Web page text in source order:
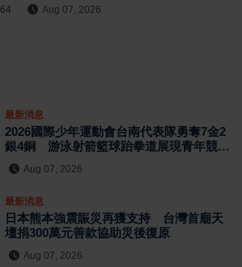
64 Aug 07, 2026
最新消息
2026國際少年運動會台南代表隊勇奪7金2
銀4銅 游泳射箭籃球跆拳道展現青年競技
實力
Aug 07, 2026
最新消息
日本熊本強震賑災再獲支持 台灣首廟天
壇捐300萬元善款協助災後復原
Aug 07, 2026